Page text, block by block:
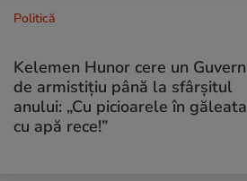
Politică
Kelemen Hunor cere un Guvern
de armistițiu până la sfârșitul
anului: „Cu picioarele în găleata
cu apă rece!”